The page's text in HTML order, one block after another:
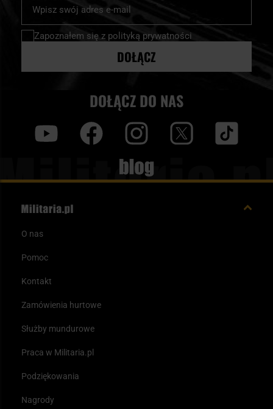
nasz
newsletter:
Zapoznałem się z polityką prywatności
DOŁĄCZ
DOŁĄCZ DO NAS
Blog
O nas
Pomoc
Kontakt
Zamówienia hurtowe
Służby mundurowe
Praca w Militaria.pl
Podziękowania
Nagrody